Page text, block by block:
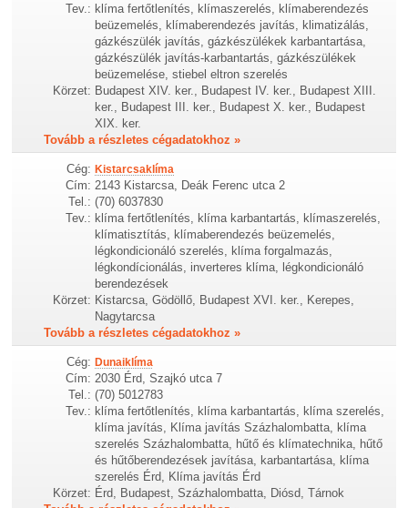
Tev.: klíma fertőtlenítés, klímaszerelés, klímaberendezés
beüzemelés, klímaberendezés javítás, klimatizálás,
gázkészülék javítás, gázkészülékek karbantartása,
gázkészülék javítás-karbantartás, gázkészülékek
beüzemelése, stiebel eltron szerelés
Körzet: Budapest XIV. ker., Budapest IV. ker., Budapest XIII.
ker., Budapest III. ker., Budapest X. ker., Budapest
XIX. ker.
Tovább a részletes cégadatokhoz »
Cég: Kistarcsaklíma
Cím: 2143 Kistarcsa, Deák Ferenc utca 2
Tel.: (70) 6037830
Tev.: klíma fertőtlenítés, klíma karbantartás, klímaszerelés,
klímatisztítás, klímaberendezés beüzemelés,
légkondicionáló szerelés, klíma forgalmazás,
légkondícionálás, inverteres klíma, légkondicionáló
berendezések
Körzet: Kistarcsa, Gödöllő, Budapest XVI. ker., Kerepes,
Nagytarcsa
Tovább a részletes cégadatokhoz »
Cég: Dunaiklíma
Cím: 2030 Érd, Szajkó utca 7
Tel.: (70) 5012783
Tev.: klíma fertőtlenítés, klíma karbantartás, klíma szerelés,
klíma javítás, Klíma javítás Százhalombatta, klíma
szerelés Százhalombatta, hűtő és klímatechnika, hűtő
és hűtőberendezések javítása, karbantartása, klíma
szerelés Érd, Klíma javítás Érd
Körzet: Érd, Budapest, Százhalombatta, Diósd, Tárnok